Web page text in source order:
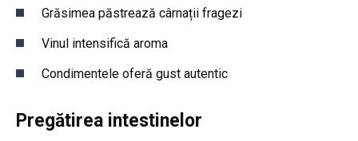
Grăsimea păstrează cârnații fragezi
Vinul intensifică aroma
Condimentele oferă gust autentic
Pregătirea intestinelor